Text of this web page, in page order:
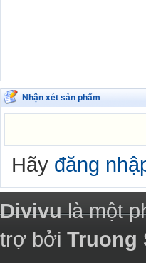
Nhận xét sản phẩm
Hãy đăng
Divivulà một
trợ bởi Truong